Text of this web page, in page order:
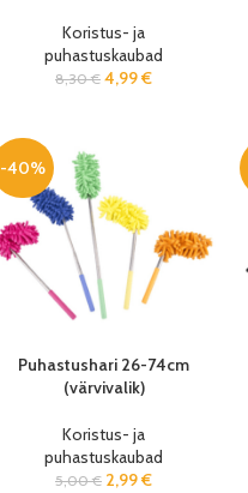
Koristus- ja
puhastuskaubad
8,30€ 4,99€
-40%
Puhastushari 26-74cm
(värvivalik)
Koristus- ja
puhastuskaubad
5,00€ 2,99€